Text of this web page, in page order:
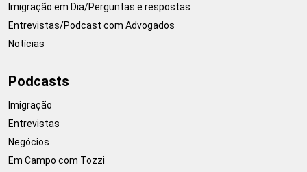
Imigração em Dia/Perguntas e respostas
Entrevistas/Podcast com Advogados
Notícias
Podcasts
Imigração
Entrevistas
Negócios
Em Campo com Tozzi